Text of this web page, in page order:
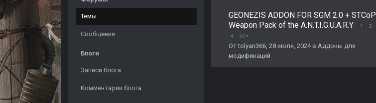
Темы
Сообщения
Блоги
Записи блога
Комментарии блога
GEONEZIS ADDON FOR SGM 2.0 + STCoP
Weapon Pack of the A.N.T.I.G.U.A.R.Y
1 2
4
50
Отtolyan366, 28 июля, 2024в Аддоны для
модификаций